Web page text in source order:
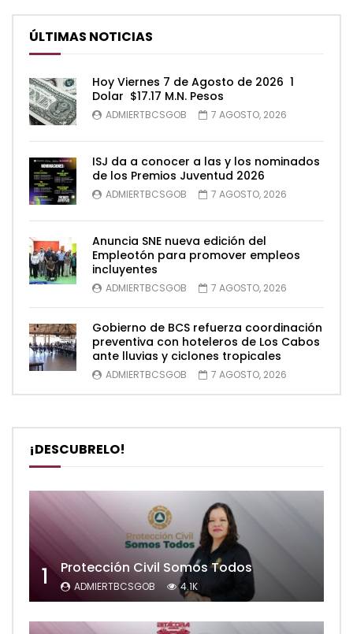
ÚLTIMAS NOTICIAS
Hoy Viernes 7 de Agosto de 2026 1
Dolar $17.17 M.N. Pesos
ADMIERTBCSGOB 7 AGOSTO, 2026
ISJ da a conocer a las y los nominados
de los Premios Juventud 2026
ADMIERTBCSGOB 7 AGOSTO, 2026
Anuncia SNE nueva edición del
Empleotón para promover empleos
incluyentes
ADMIERTBCSGOB 7 AGOSTO, 2026
Gobierno de BCS refuerza coordinación
preventiva con hoteleros de Los Cabos
ante lluvias y ciclones tropicales
ADMIERTBCSGOB 7 AGOSTO, 2026
¡DESCUBRELO!
1 Protección Civil Somos Todos
ADMIERTBCSGOB 4.1K